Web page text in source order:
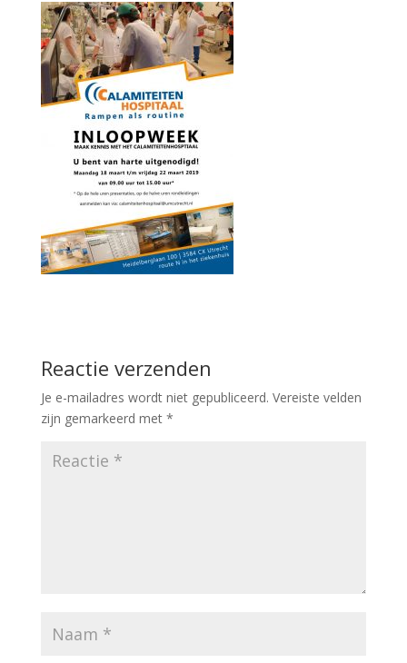
Reactie verzenden
Je e-mailadres wordt niet gepubliceerd. Vereiste velden
zijn gemarkeerd met *